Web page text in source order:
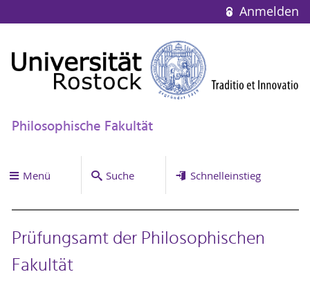
Anmelden
Philosophische Fakultät
Menü Suche Schnelleinstieg
Prüfungsamt der Philosophischen
Fakultät